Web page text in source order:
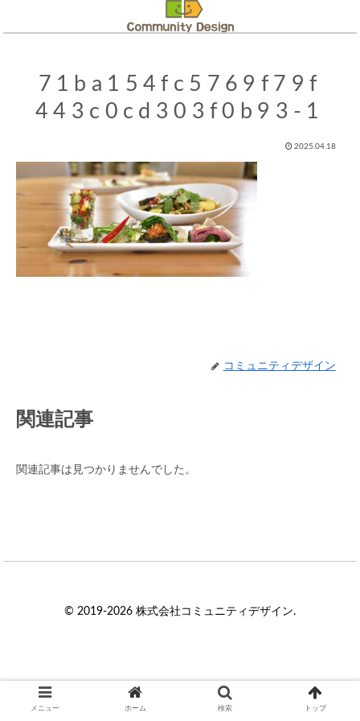
71ba154fc5769f79f
443c0cd303f0b93-1
2025.04.18
コミュニティデザイン
関連記事
関連記事は見つかりませんでした。
© 2019-2026 株式会社コミュニティデザイン.
メニュー ホーム 検索 トップ